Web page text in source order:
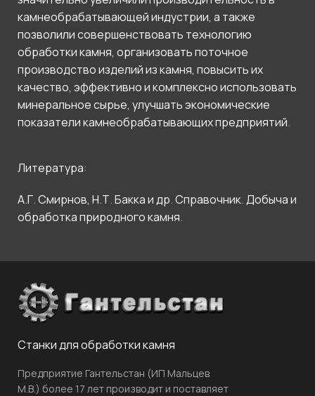
камнеобрабатывающей индустрии, а также
позволили совершенствовать технологию
обработки камня, организовать поточное
производство изделий из камня, повысить их
качество, эффективно и комплексно использовать
минеральное сырье, улучшать экономические
показатели камнеобрабатывающих предприятий.
Литература:
А.Г. Смирнов, Н.Т. Бакка и др. Справочник. Добыча и
обработка природного камня.
Станки для обработки камня
Предприятие Гантельстан (ИП Мальцев
М.В.) более 17 лет производит и поставляет